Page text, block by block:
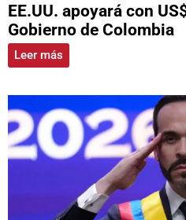
EE.UU. apoyará con
Gobierno de Colombia
Leer más